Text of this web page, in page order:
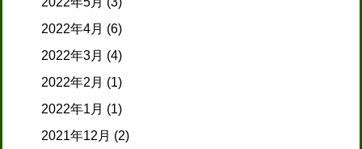
2022年4月 (6)
2022年3月 (4)
2022年2月 (1)
2022年1月 (1)
2021年12月 (2)